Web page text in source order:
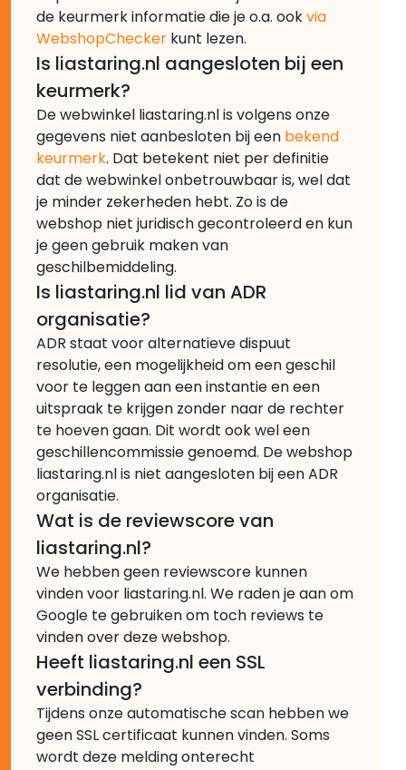
de keurmerk informatie die je o.a. ookvia
WebshopChecker kunt lezen.
Is liastaring.nl aangesloten bij een
keurmerk?
De webwinkel liastaring.nl is volgens onze
gegevens niet aanbesloten bij een bekend
keurmerk. Dat betekent niet per definitie
dat de webwinkel onbetrouwbaar is, wel dat
je minder zekerheden hebt. Zo is de
webshop niet juridisch gecontroleerd en kun
je geen gebruik maken van
geschilbemiddeling.
Is liastaring.nl lid van ADR
organisatie?
ADR staat voor alternatieve dispuut
resolutie, een mogelijkheid om een geschil
voor te leggen aan een instantie en een
uitspraak te krijgen zonder naar de rechter
te hoeven gaan. Dit wordt ook wel een
geschillencommissie genoemd. De webshop
liastaring.nl is niet aangesloten bij een ADR
organisatie.
Wat is de reviewscore van
liastaring.nl?
We hebben geen reviewscore kunnen
vinden voor liastaring.nl. We raden je aan om
Google te gebruiken om toch reviews te
vinden over deze webshop.
Heeft liastaring.nl een SSL
verbinding?
Tijdens onze automatische scan hebben we
geen SSL certificaat kunnen vinden. Soms
wordt deze melding onterecht